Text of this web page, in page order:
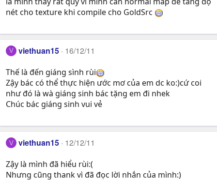
nét cho texture khi compile cho GoldSrc
V viethuan15 16/12/11
Thế là đến giáng sình rùi
Zậy bác có thể thực hiện ước mơ của em dc ko:)cứ coi
như đó là wà giáng sinh bác tặng em đi nhek
Chúc bác giáng sinh vui vẻ
V viethuan15 12/12/11
Zậy là mình đã hiểu rùi:(
Nhưng cũng thank vì đã đọc lời nhắn của mình:)